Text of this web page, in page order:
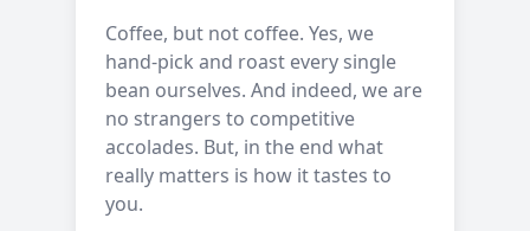
Coffee, but not coffee. Yes, we
hand-pick and roast every single
bean ourselves. And indeed, we are
no strangers to competitive
accolades. But, in the end what
really matters is how it tastes to
you.